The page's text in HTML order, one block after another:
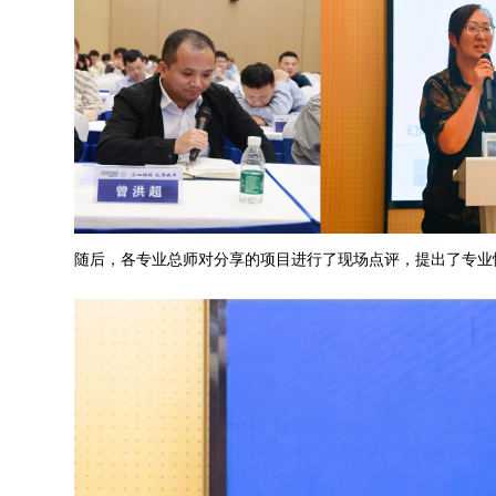
随后，各专业总师对分享的项目进行了现场点评，提出了专